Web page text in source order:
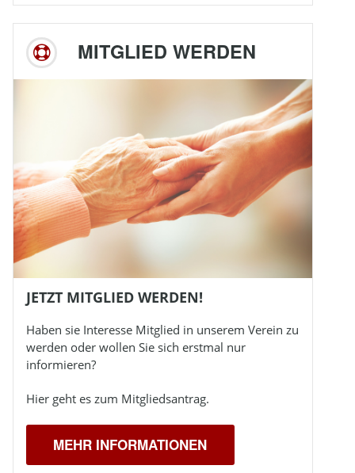
MITGLIED WERDEN
JETZT MITGLIED WERDEN!
Haben sie Interesse Mitglied in unserem Verein zu
werden oder wollen Sie sich erstmal nur
informieren?
Hier geht es zum Mitgliedsantrag.
MEHR INFORMATIONEN